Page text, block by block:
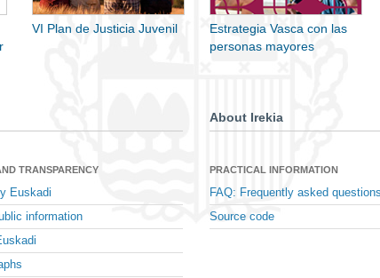
VI Plan de Justicia Juvenil
Estrategia Vasca con las
personas mayores
TRANSPARENCY
Euskadi
information
About Irekia
PRACTICAL INFORMATION
FAQ: Frequently asked questions
Source code